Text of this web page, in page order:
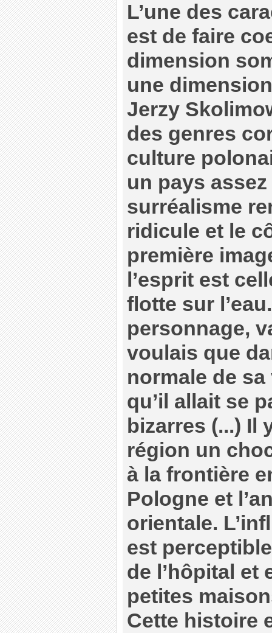
L’une des
est de faire
dimension
une
Jerzy
des genres
culture
un pays
surréalisme
ridicule et le
première
l’esprit est
flotte sur
personnage,
voulais que
normale de
qu’il allait se
bizarres (...) Il
région un
à la frontière
Pologne et
orientale.
est
de l’hôpital et
petites
Cette histoire